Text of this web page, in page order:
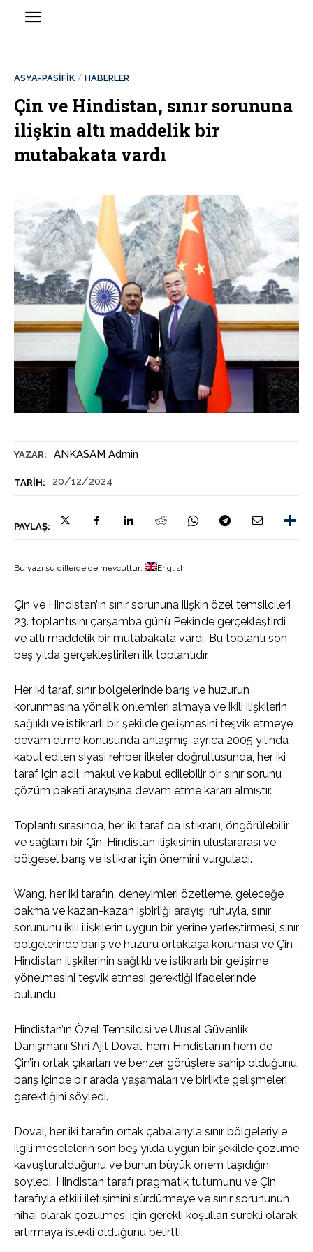
YAZAR: ANKASAM Admin
TARIH: 20/12/2024
PAYLAŞ:
ASYA-PASİFİK HABERLER
Çin ve Hindistan, sınır sorununa
ilişkin altı maddelik bir
mutabakata vardı
Bu yazı şu dillerde de mevcuttur: English
Çin ve Hindistan’ın sınır sorununa ilişkin özel temsilcileri
23. toplantısını çarşamba günü Pekin’de gerçekleştirdi
ve altı maddelik bir mutabakata vardı. Bu toplantı son
beş yılda gerçekleştirilen ilk toplantıdır.
Her iki taraf, sınır bölgelerinde barış ve huzurun
korunmasına yönelik önlemleri almaya ve ikili ilişkilerin
sağlıklı ve istikrarlı bir şekilde gelişmesini teşvik etmeye
devam etme konusunda anlaşmış, ayrıca 2005 yılında
kabul edilen siyasi rehber ilkeler doğrultusunda, her iki
taraf için adil, makul ve kabul edilebilir bir sınır sorunu
çözüm paketi arayışına devam etme kararı almıştır.
Toplantı sırasında, her iki taraf da istikrarlı, öngörülebilir
ve sağlam bir Çin-Hindistan ilişkisinin uluslararası ve
bölgesel barış ve istikrar için önemini vurguladı.
Wang, her iki tarafın, deneyimleri özetleme, geleceğe
bakma ve kazan-kazan işbirliği arayışı ruhuyla, sınır
sorununu ikili ilişkilerin uygun bir yerine yerleştirmesi, sınır
bölgelerinde barış ve huzuru ortaklaşa koruması ve Çin-
Hindistan ilişkilerinin sağlıklı ve istikrarlı bir gelişime
yönelmesini teşvik etmesi gerektiği ifadelerinde
bulundu.
Hindistan’ın Özel Temsilcisi ve Ulusal Güvenlik
Danışmanı Shri Ajit Doval, hem Hindistan’ın hem de
Çin’in ortak çıkarları ve benzer görüşlere sahip olduğunu,
barış içinde bir arada yaşamaları ve birlikte gelişmeleri
gerektiğini söyledi.
Doval, her iki tarafın ortak çabalarıyla sınır bölgeleriyle
ilgili meselelerin son beş yılda uygun bir şekilde çözüme
kavuşturulduğunu ve bunun büyük önem taşıdığını
söyledi. Hindistan tarafı pragmatik tutumunu ve Çin
tarafıyla etkili iletişimini sürdürmeye ve sınır sorununun
nihai olarak çözülmesi için gerekli koşulları sürekli olarak
artırmaya istekli olduğunu belirtti.